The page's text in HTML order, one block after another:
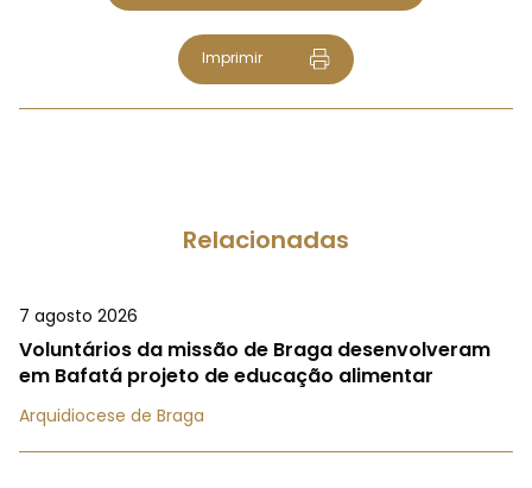
Imprimir
Relacionadas
7 agosto 2026
Voluntários da missão de Braga desenvolveram
em Bafatá projeto de educação alimentar
Arquidiocese de Braga